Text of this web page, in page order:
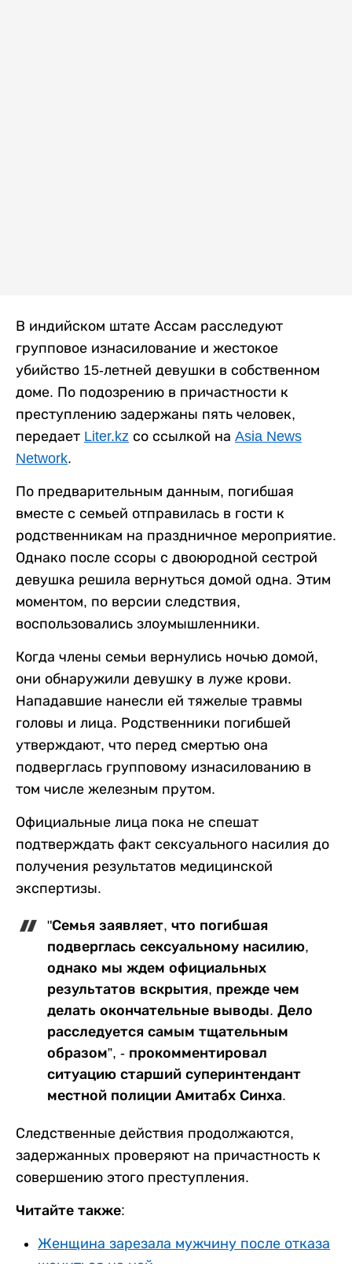
В индийском штате Ассам расследуют
групповое изнасилование и жестокое
убийство 15-летней девушки в собственном
доме. По подозрению в причастности к
преступлению задержаны пять человек,
передает Liter.kz со ссылкой на Asia News
Network.
По предварительным данным, погибшая
вместе с семьей отправилась в гости к
родственникам на праздничное мероприятие.
Однако после ссоры с двоюродной сестрой
девушка решила вернуться домой одна. Этим
моментом, по версии следствия,
воспользовались злоумышленники.
Когда члены семьи вернулись ночью домой,
они обнаружили девушку в луже крови.
Нападавшие нанесли ей тяжелые травмы
головы и лица. Родственники погибшей
утверждают, что перед смертью она
подверглась групповому изнасилованию в
том числе железным прутом.
Официальные лица пока не спешат
подтверждать факт сексуального насилия до
получения результатов медицинской
экспертизы.
"Семья заявляет, что погибшая
подверглась сексуальному насилию,
однако мы ждем официальных
результатов вскрытия, прежде чем
делать окончательные выводы. Дело
расследуется самым тщательным
образом”, - прокомментировал
ситуацию старший суперинтендант
местной полиции Амитабх Синха.
Следственные действия продолжаются,
задержанных проверяют на причастность к
совершению этого преступления.
Читайте также:
Женщина зарезала мужчину после отказа